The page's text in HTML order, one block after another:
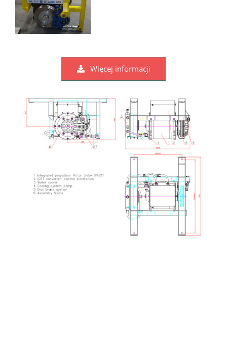
Więcej informacji